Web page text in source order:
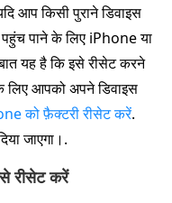
आप किसी पुराने डिवाइस
पहुंच पाने के लिए iPhone या
यह है कि इसे रीसेट करने
आपको अपने डिवाइस
को फ़ैक्टरी रीसेट करें.
जाएगा।.
रीसेट करें